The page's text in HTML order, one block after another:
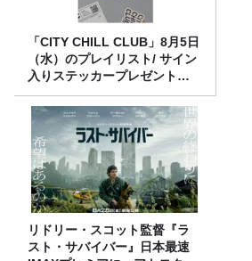
「CITY CHILL CLUB」8月5日
（水）のプレイリスト/ サイン
入りステッカープレゼント有
り
リドリー・スコット監督『ラ
スト・サバイバー』日本最速